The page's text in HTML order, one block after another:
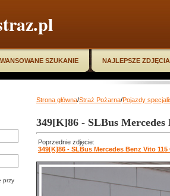
SZUKANIE NAJLEPSZE ZDJĘCIA
przy
Strona główna/Straż Pożarna/Pojazdy
349[K]86 - SLBus
Poprzednie zdjęcie:
349[K]86 - SLBus Mercedes Benz Vito 115